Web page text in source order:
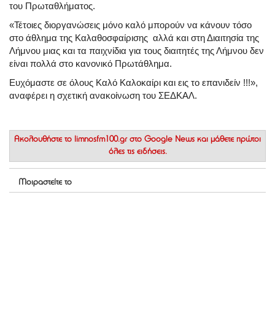
του Πρωταθλήματος.
«Τέτοιες διοργανώσεις μόνο καλό μπορούν να κάνουν τόσο
στο άθλημα της Καλαθοσφαίρισης αλλά και στη Διαιτησία της
Λήμνου μιας και τα παιχνίδια για τους διαιτητές της Λήμνου δεν
είναι πολλά στο κανονικό Πρωτάθλημα.
Ευχόμαστε σε όλους Καλό Καλοκαίρι και εις το επανιδείν !!!»,
αναφέρει η σχετική ανακοίνωση του ΣΕΔΚΑΛ.
Ακολουθήστε το limnosfm100.gr στο Google News και μάθετε πρώτοι
όλες τις ειδήσεις.
Μοιραστείτε το